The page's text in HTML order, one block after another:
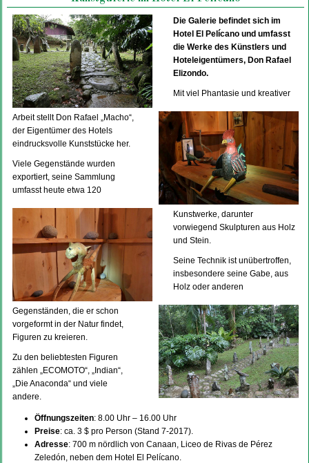
Die Galerie befindet sich im
Hotel El Pelícano und umfasst
die Werke des Künstlers und
Hoteleigentümers, Don Rafael
Elizondo.
Mit viel Phantasie und kreativer
Arbeit stellt Don Rafael „Macho“,
der Eigentümer des Hotels
eindrucksvolle Kunststücke her.
Viele Gegenstände wurden
exportiert, seine Sammlung
umfasst heute etwa 120
Kunstwerke, darunter
vorwiegend Skulpturen aus Holz
und Stein.
Seine Technik ist unübertroffen,
insbesondere seine Gabe, aus
Holz oder anderen
Gegenständen, die er schon
vorgeformt in der Natur findet,
Figuren zu kreieren.
Zu den beliebtesten Figuren
zählen „ECOMOTO“, „Indian“,
„Die Anaconda“ und viele
andere.
Öffnungszeiten: 8.00 Uhr – 16.00 Uhr
Preise: ca. 3 $ pro Person (Stand 7-2017).
Adresse: 700 m nördlich von Canaan, Liceo de Rivas de Pérez
Zeledón, neben dem Hotel El Pelícano.